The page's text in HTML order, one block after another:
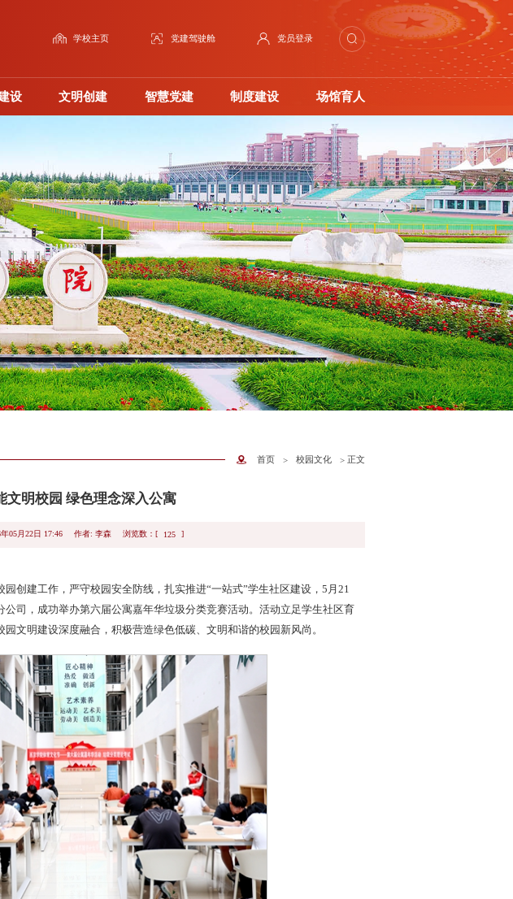
学校主页 党建驾驶舱 党员登录
设 文明创建 智慧党建 制度建设 场馆育人
首页 > 校园文化 > 正文
文明校园 绿色理念深入公寓
05月22日 17:46 作者: 李森 浏览数：[ 125 ]
创建工作，严守校园安全防线，扎实推进“一站式”学生社区建设，5月21
司，成功举办第六届公寓嘉年华垃圾分类竞赛活动。活动立足学生社区育
文明建设深度融合，积极营造绿色低碳、文明和谐的校园新风尚。